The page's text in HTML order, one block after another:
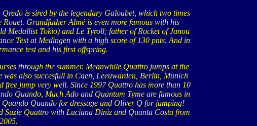
is sired by the legendary Galoubet, which two times
Grandfather Almé is even more famous with his
Medallist Tokio) and Le Tyroll; father of Rocket of Janou
Test at Medingen with a high score of 130 pnts. And in
test and his first offspring.
through the summer. Meanwhile Quattro jumps at the
also succesfull in Caen, Leeuwarden, Berlin, Munich
jump very well. Since 1997 Quattro has more than 10
Quando, Much Ado and Quantum Tyme are famous in
Quando for dressage and Oliver Q for jumping!
Suzie Quattro with Luciana Diniz and Quanta Costa from